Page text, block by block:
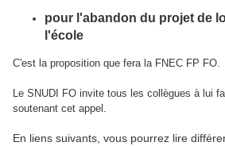
pour l'abandon du projet de
l'école
C'est la proposition que fera la FNEC FP FO.
Le SNUDI FO invite tous les collègues à lui
soutenant cet appel.
En liens suivants, vous pourrez lire